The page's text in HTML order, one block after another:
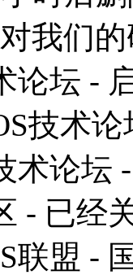
我们
论坛 -
技术
术论坛
- 已经
联盟 -